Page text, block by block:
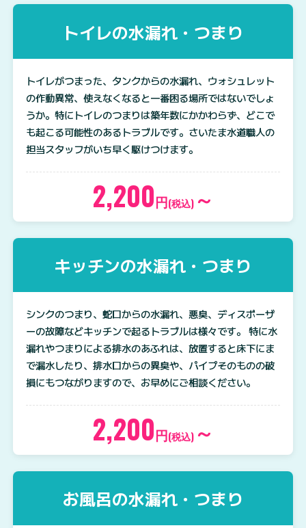
トイレの水漏れ・つまり
トイレがつまった、タンクからの水漏れ、ウォシュレット
の作動異常、使えなくなると一番困る場所ではないでしょ
うか。特にトイレのつまりは築年数にかかわらず、どこで
も起こる可能性のあるトラブルです。さいたま水道職人の
担当スタッフがいち早く駆けつけます。
2,200円(税込) ～
キッチンの水漏れ・つまり
シンクのつまり、蛇口からの水漏れ、悪臭、ディスポーザ
ーの故障などキッチンで起るトラブルは様々です。 特に水
漏れやつまりによる排水のあふれは、放置すると床下にま
で漏水したり、排水口からの異臭や、パイプそのものの破
損にもつながりますので、お早めにご相談ください。
2,200円(税込) ～
お風呂の水漏れ・つまり